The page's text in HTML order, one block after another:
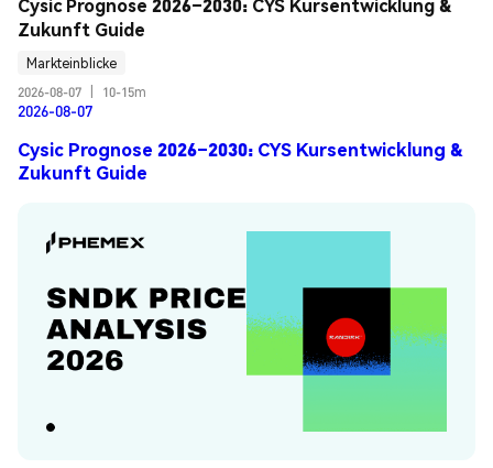
Cysic Prognose 2026–2030: CYS Kursentwicklung &
Zukunft Guide
Markteinblicke
2026-08-07
10-15m
2026-08-07
Cysic Prognose 2026–2030: CYS Kursentwicklung &
Zukunft Guide